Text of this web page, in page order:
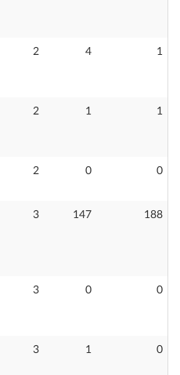
2 4 1
2 1 1
2 0 0
3 147 188
3 0 0
3 1 0